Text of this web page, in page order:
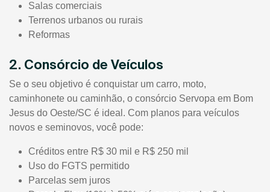
Salas comerciais
Terrenos urbanos ou rurais
Reformas
2. Consórcio de Veículos
Se o seu objetivo é conquistar um carro, moto,
caminhonete ou caminhão, o consórcio Servopa em Bom
Jesus do Oeste/SC é ideal. Com planos para veículos
novos e seminovos, você pode:
Créditos entre R$ 30 mil e R$ 250 mil
Uso do FGTS permitido
Parcelas sem juros